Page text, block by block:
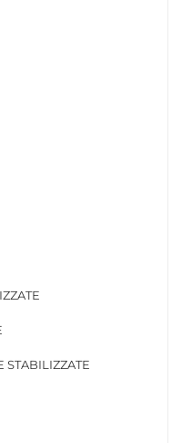
STABILIZZATE